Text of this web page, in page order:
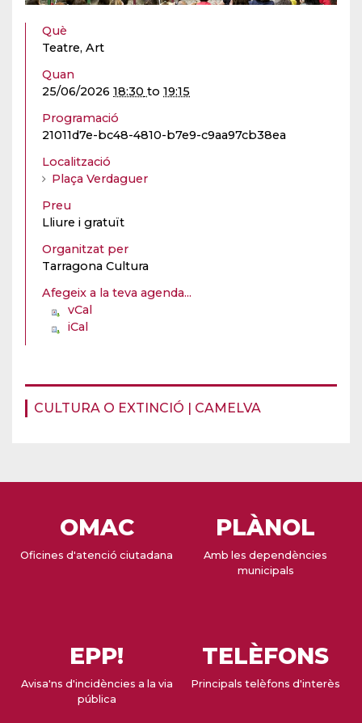
CULTURA O EXTINCIÓ | CAMELVA
Què
Teatre, Art
Quan
25/06/2026 18:30 to 19:15
Programació
21011d7e-bc48-4810-b7e9-c9aa97cb38ea
Localització
Plaça Verdaguer
Preu
Lliure i gratuït
Organitzat per
Tarragona Cultura
Afegeix a la teva agenda...
vCal
iCal
OMAC
Oficines d'atenció ciutadana
PLÀNOL
Amb les dependències
municipals
EPP!
Avisa'ns d'incidències a la via
pública
TELÈFONS
Principals telèfons d'interès